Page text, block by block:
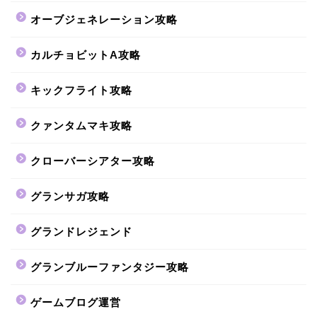
オーブジェネレーション攻略
カルチョビットA攻略
キックフライト攻略
クァンタムマキ攻略
クローバーシアター攻略
グランサガ攻略
グランドレジェンド
グランブルーファンタジー攻略
ゲームブログ運営